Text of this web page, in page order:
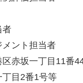
者
メント担当者
区赤坂一丁目11番
目2番1号等